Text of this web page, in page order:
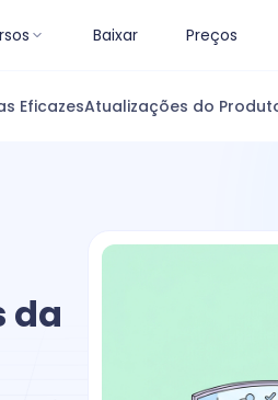
Baixar Preços
EficazesAtualizações do
da